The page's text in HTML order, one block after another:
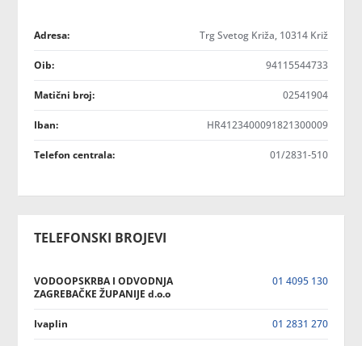
Adresa: Trg Svetog Križa, 10314 Križ
Oib: 94115544733
Matični broj: 02541904
Iban: HR4123400091821300009
Telefon centrala: 01/2831-510
TELEFONSKI BROJEVI
VODOOPSKRBA I ODVODNJA
ZAGREBAČKE ŽUPANIJE d.o.o
01 4095 130
Ivaplin 01 2831 270